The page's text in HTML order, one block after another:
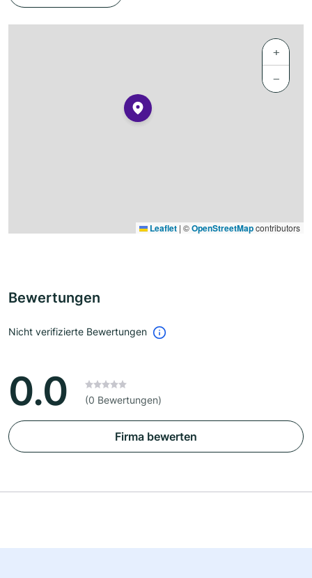
+
−
Leaflet | ©OpenStreetMapcontributors
Bewertungen
Nicht verifizierte Bewertungen
0.0 (0 Bewertungen)
Firma bewerten